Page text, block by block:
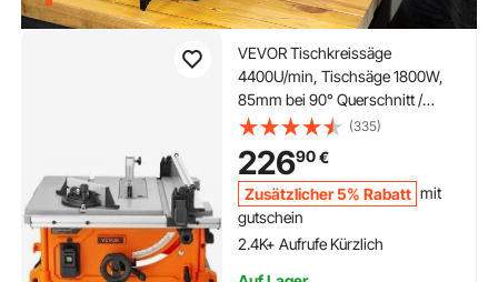
VEVOR Tischkreissäge
4400U/min, Tischsäge 1800W,
85mm bei 90° Querschnitt /
60mm bei 45° Schrägschnitt,
Winkelanschlag -60˚/60˚, Ideal
für Schneiden von Holz und DIY-
Holzbearbeitungsprojekte
(335)
22690€
Zusätzlicher 5% Rabatt mit
gutschein
2.4K+ Aufrufe Kürzlich